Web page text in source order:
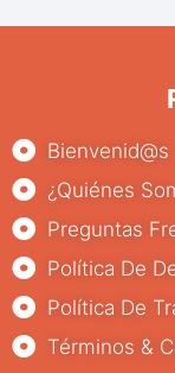
Bienvenid@s
¿Quiénes
Preguntas
Política De
Política De
Términos &